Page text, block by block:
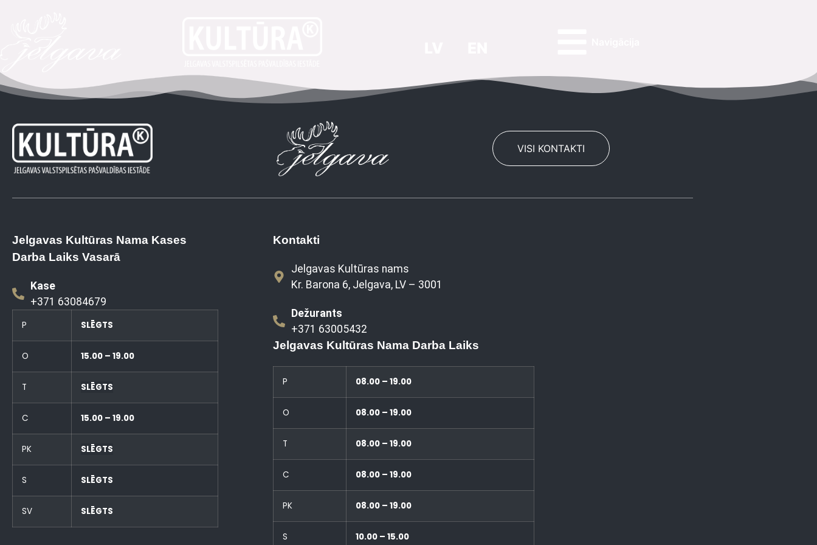
VISI KONTAKTI
Jelgavas Kultūras Nama Kases
Darba Laiks Vasarā
Kase
+371 63084679
P SLĒGTS
O 15.00 – 19.00
T SLĒGTS
C 15.00 – 19.00
PK SLĒGTS
S SLĒGTS
SV SLĒGTS
Kontakti
Jelgavas Kultūras nams
Kr. Barona 6, Jelgava, LV – 3001
Dežurants
+371 63005432
Jelgavas Kultūras Nama Darba Laiks
P 08.00 – 19.00
O 08.00 – 19.00
T 08.00 – 19.00
C 08.00 – 19.00
PK 08.00 – 19.00
S 10.00 – 15.00